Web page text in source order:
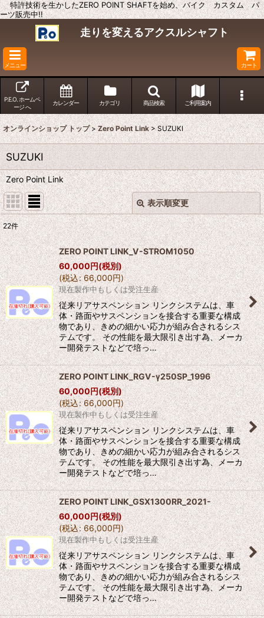
特許技術を生かしたZERO POINT SHAFTを始め、バイク カスタム パ
ーツ販売中!!
走りを変えるアクスルシャフト
メニュー カート
P.E.O. ホームペ
ージ へ
カレンダー カテゴリ 商品検索 ご利用案内
オンラインショップ トップ > Zero Point Link > SUZUKI
SUZUKI
Zero Point Link
表示順変更
表示数:
並び順:
絞り込む
閉じる
22件
ZERO POINT LINK_V-STROM1050
60,000円(税別)
(税込: 66,000円)
現在製作中もしくは受注生産
従来リアサスペンション リンクシステムは、車
体・路面やサスペンションを接合する重要な構成
物であり、きめの細かい応力が組み合されるシス
テムです。 その性能を最大限引き出す為、メーカ
ー開発テストなどで培っ…
ZERO POINT LINK_RGV-γ250SP_1996
60,000円(税別)
(税込: 66,000円)
現在製作中もしくは受注生産
従来リアサスペンション リンクシステムは、車
体・路面やサスペンションを接合する重要な構成
物であり、きめの細かい応力が組み合されるシス
テムです。 その性能を最大限引き出す為、メーカ
ー開発テストなどで培っ…
ZERO POINT LINK_GSX1300RR_2021-
60,000円(税別)
(税込: 66,000円)
現在製作中もしくは受注生産
従来リアサスペンション リンクシステムは、車
体・路面やサスペンションを接合する重要な構成
物であり、きめの細かい応力が組み合されるシス
テムです。 その性能を最大限引き出す為、メーカ
ー開発テストなどで培っ…